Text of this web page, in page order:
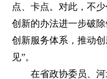
点、卡点。对此，不
创新的办法进一步破
创新服务体系，推动
见”。
在省政协委员、